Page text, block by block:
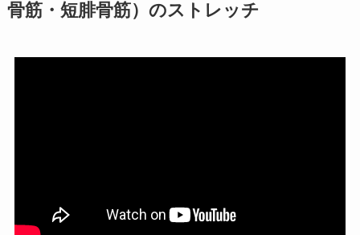
骨筋・短腓骨筋）のストレッチ